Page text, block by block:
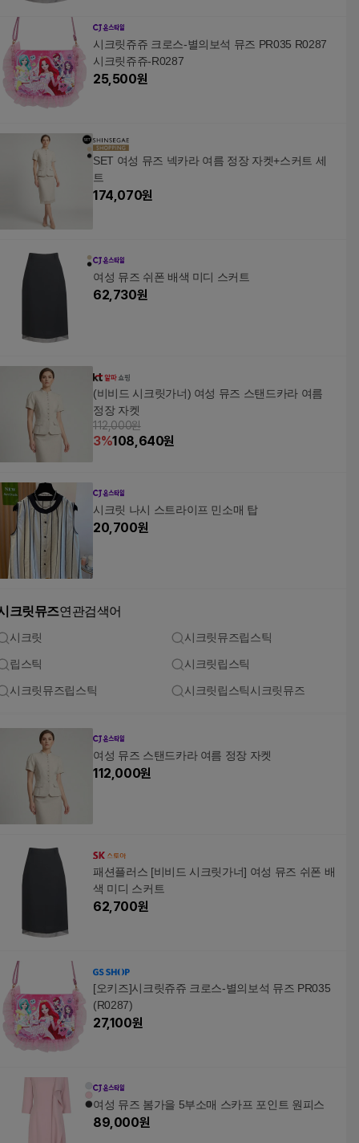
시크릿쥬쥬 크로스-별의보석 뮤즈 PR035 R0287
시크릿쥬쥬-R0287
25,500원
SET 여성 뮤즈 넥카라 여름 정장 자켓+스커트 세
트
174,070원
여성 뮤즈 쉬폰 배색 미디 스커트
62,730원
(비비드 시크릿가너) 여성 뮤즈 스탠드카라 여름
정장 자켓
112,000원
3%108,640원
시크릿 나시 스트라이프 민소매 탑
20,700원
크릿뮤즈연관검색어
시크릿 시크릿뮤즈립스틱
립스틱 시크릿립스틱
시크릿뮤즈립스틱 시크릿립스틱시크릿뮤즈
여성 뮤즈 스탠드카라 여름 정장 자켓
112,000원
패션플러스 [비비드 시크릿가너] 여성 뮤즈 쉬폰 배
색 미디 스커트
62,700원
[오키즈]시크릿쥬쥬 크로스-별의보석 뮤즈 PR035
(R0287)
27,100원
여성 뮤즈 봄가을 5부소매 스카프 포인트 원피스
89,000원